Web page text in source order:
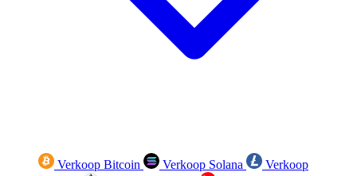
Verkoop Bitcoin Verkoop Solana
Verkoop